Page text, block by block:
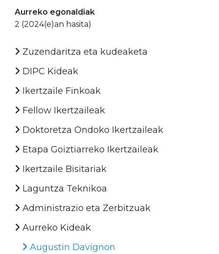
Aurreko egonaldiak
2 (2024(e)an hasita)
Zuzendaritza eta kudeaketa
DIPC Kideak
Ikertzaile Finkoak
Fellow Ikertzaileak
Doktoretza Ondoko Ikertzaileak
Etapa Goiztiarreko Ikertzaileak
Ikertzaile Bisitariak
Laguntza Teknikoa
Administrazio eta Zerbitzuak
Aurreko Kideak
Augustin Davignon